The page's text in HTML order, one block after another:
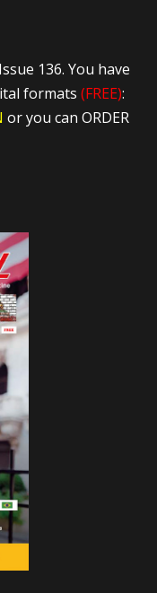
136. You have
formats(FREE):
or you can ORDER